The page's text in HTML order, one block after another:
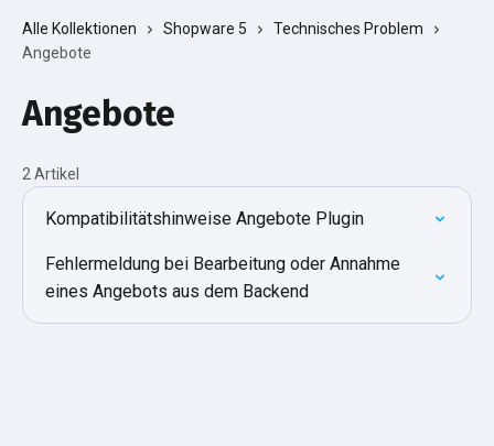
Alle Kollektionen Shopware 5
Technisches Problem
Angebote
Angebote
2 Artikel
Kompatibilitätshinweise Angebote Plugin
Fehlermeldung bei Bearbeitung oder Annahme
eines Angebots aus dem Backend